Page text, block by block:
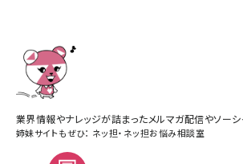
業界情報やナレッジが詰まったメルマガ配信やソーシ
姉妹サイトもぜひ： ネッ担・ ネッ担お悩み相談室